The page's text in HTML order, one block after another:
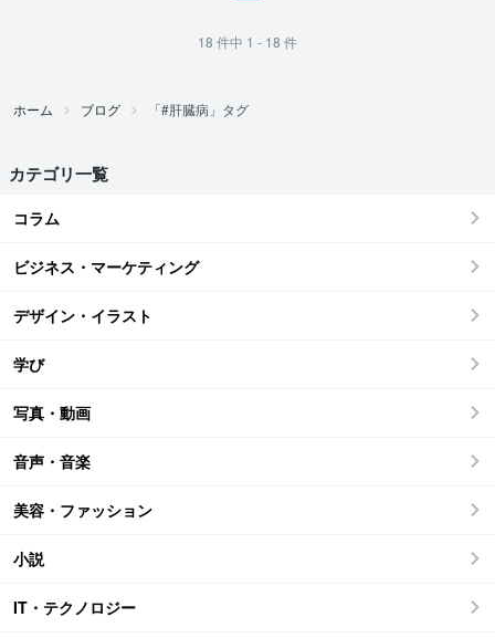
18 件中 1 - 18 件
ホーム ブログ 「#肝臓病」タグ
カテゴリ一覧
コラム
ビジネス・マーケティング
デザイン・イラスト
学び
写真・動画
音声・音楽
美容・ファッション
小説
IT・テクノロジー